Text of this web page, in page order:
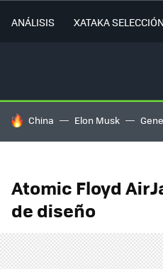
ANÁLISIS XATAKA SELECCIÓN
HOY SE HABLA DE
China Elon Musk
Atomic Floyd
de diseño